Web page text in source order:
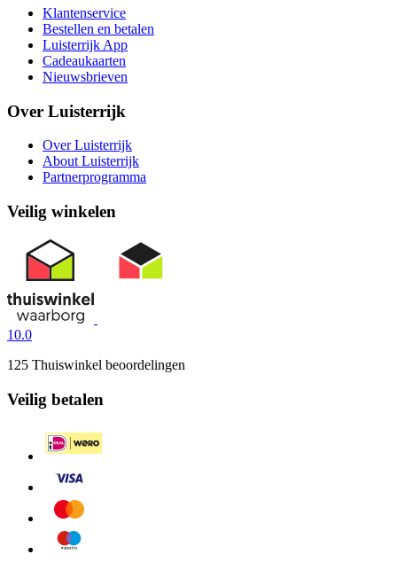
Klantenservice
Bestellen en betalen
Luisterrijk App
Cadeaukaarten
Nieuwsbrieven
Over Luisterrijk
Over Luisterrijk
About Luisterrijk
Partnerprogramma
Veilig winkelen
10.0
125 Thuiswinkel beoordelingen
Veilig betalen